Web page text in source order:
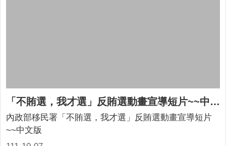
「不賄選，我才選」反賄選動畫宣導短片~~中文版
內政部移民署「不賄選，我才選」反賄選動畫宣導短片
~~中文版